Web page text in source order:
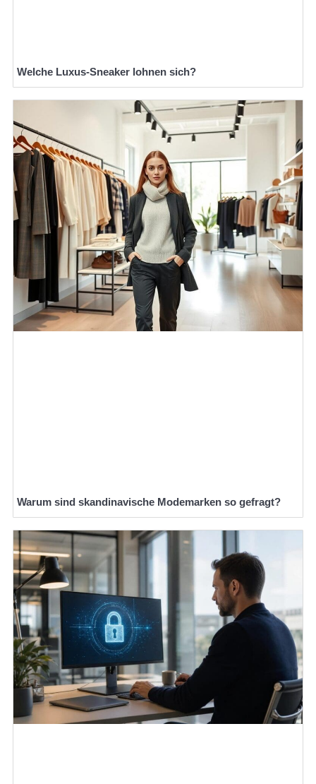
Welche Luxus-Sneaker lohnen sich?
Warum sind skandinavische Modemarken so gefragt?